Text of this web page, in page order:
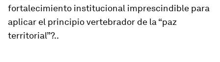
fortalecimiento institucional imprescindible para
aplicar el principio vertebrador de la “paz
territorial”?..